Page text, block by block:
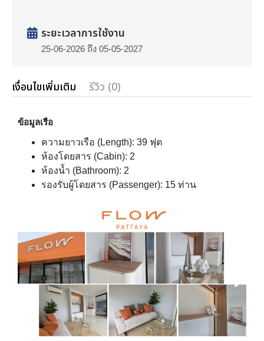
ระยะเวลาการใช้งาน
25-06-2026 ถึง 05-05-2027
เงื่อนไขเพิ่มเติม รีวิว (0)
ข้อมูลเรือ
ความยาวเรือ (Length): 39 ฟุต
ห้องโดยสาร (Cabin): 2
ห้องน้ำ (Bathroom): 2
รองรับผู้โดยสาร (Passenger): 15 ท่าน